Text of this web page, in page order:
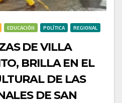
EDUCACIÓN POLÍTICA REGIONAL
DE VILLA
BRILLA EN EL
DE LAS
DE SAN